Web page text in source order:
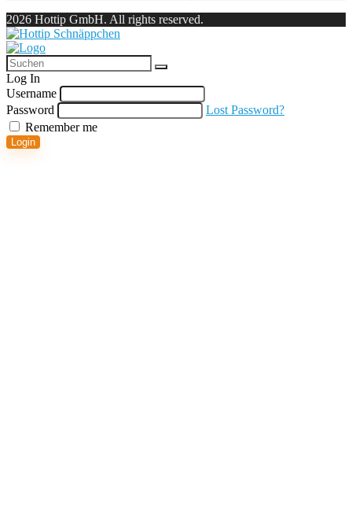
2026 Hottip GmbH. All rights reserved.
Log In
Username
Password
Lost Password?
Remember me
Login